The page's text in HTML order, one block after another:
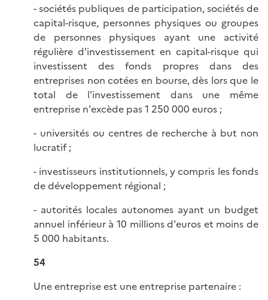
- sociétés publiques de participation, sociétés de
capital-risque, personnes physiques ou groupes
de personnes physiques ayant une activité
régulière d'investissement en capital-risque qui
investissent des fonds propres dans des
entreprises non cotées en bourse, dès lors que le
total de l'investissement dans une même
entreprise n'excède pas 1 250 000 euros ;
- universités ou centres de recherche à but non
lucratif ;
- investisseurs institutionnels, y compris les fonds
de développement régional ;
- autorités locales autonomes ayant un budget
annuel inférieur à 10 millions d'euros et moins de
5 000 habitants.
54
Une entreprise est une entreprise partenaire :